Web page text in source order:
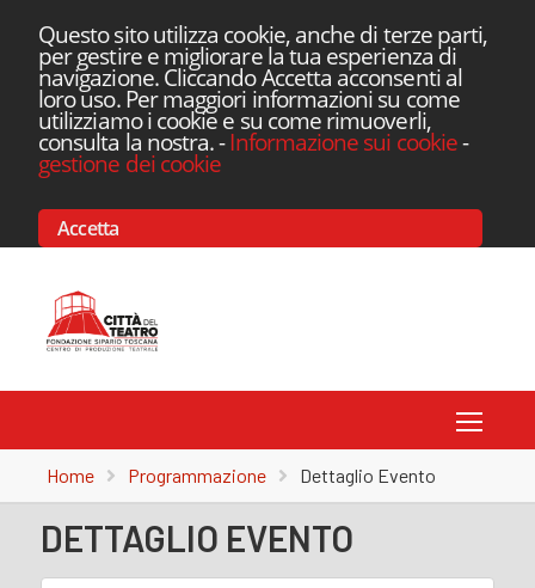
Questo sito utilizza cookie, anche di terze parti,
per gestire e migliorare la tua esperienza di
navigazione. Cliccando Accetta acconsenti al
loro uso. Per maggiori informazioni su come
utilizziamo i cookie e su come rimuoverli,
consulta la nostra.-Informazione sui cookie-
gestione dei cookie
Accetta
Home Programmazione Dettaglio Evento
DETTAGLIO EVENTO